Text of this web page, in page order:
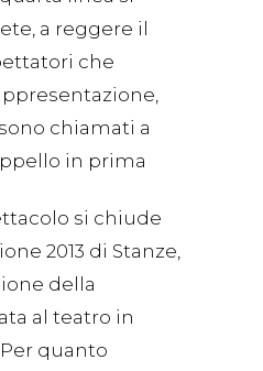
a reggere il
che
chiamati a
in prima
si chiude
2013 di Stanze,
della
al teatro in
quanto